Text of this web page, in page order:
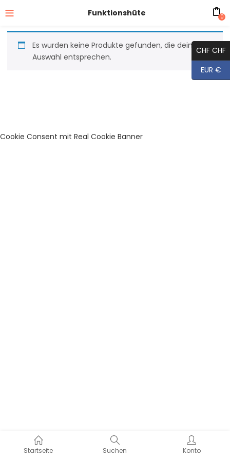
Funktionshüte 0
Startseite Suchen Konto
Es wurden keine Produkte gefunden, die deiner
Auswahl entsprechen.
CHF CHF
EUR €
Cookie Consent mit Real Cookie Banner